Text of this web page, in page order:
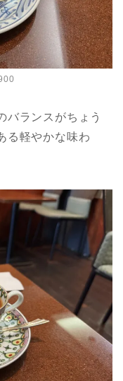
バランスがちょう
る軽やかな味わ